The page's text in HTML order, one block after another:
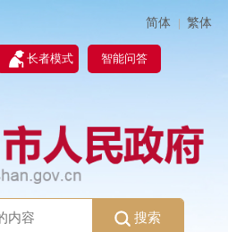
简体 | 繁体
长者模式 智能问答
搜索